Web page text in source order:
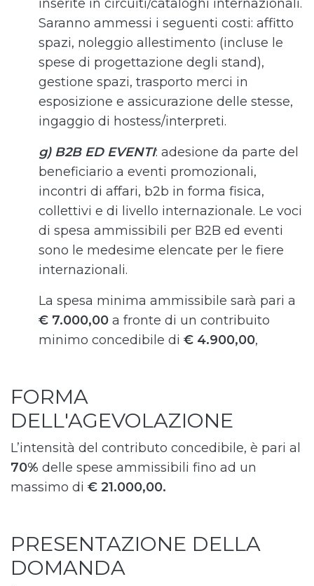
inserite in circuiti/cataloghi internazionali.
Saranno ammessi i seguenti costi: affitto
spazi, noleggio allestimento (incluse le
spese di progettazione degli stand),
gestione spazi, trasporto merci in
esposizione e assicurazione delle stesse,
ingaggio di hostess/interpreti.
g) B2B ED EVENTI: adesione da parte del
beneficiario a eventi promozionali,
incontri di affari, b2b in forma fisica,
collettivi e di livello internazionale. Le voci
di spesa ammissibili per B2B ed eventi
sono le medesime elencate per le fiere
internazionali.
La spesa minima ammissibile sarà pari a
€ 7.000,00 a fronte di un contribuito
minimo concedibile di € 4.900,00,
FORMA
DELL'AGEVOLAZIONE
L’intensità del contributo concedibile, è pari al
70% delle spese ammissibili fino ad un
massimo di € 21.000,00.
PRESENTAZIONE DELLA
DOMANDA